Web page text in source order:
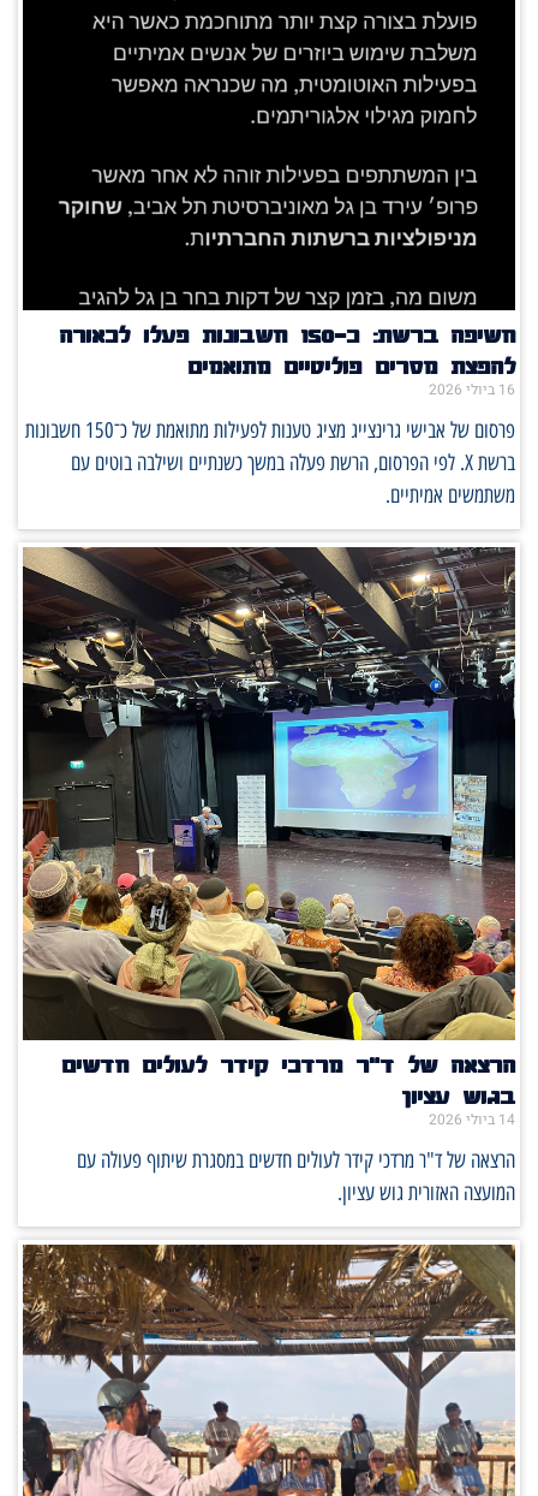
חשיפה ברשת: כ־150 חשבונות פעלו לכאורה
להפצת מסרים פוליטיים מתואמים
16 ביולי 2026
פרסום של אבישי גרינצייג מציג טענות לפעילות מתואמת של כ־150 חשבונות
ברשת X. לפי הפרסום, הרשת פעלה במשך כשנתיים ושילבה בוטים עם
משתמשים אמיתיים.
הרצאה של ד"ר מרדכי קידר לעולים חדשים
בגוש עציון
14 ביולי 2026
הרצאה של ד"ר מרדכי קידר לעולים חדשים במסגרת שיתוף פעולה עם
המועצה האזורית גוש עציון.